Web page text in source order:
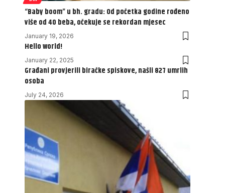
“Baby boom” u bh. gradu: Od početka godine rođeno
više od 40 beba, očekuje se rekordan mjesec
January 19, 2026
Hello world!
January 22, 2025
Građani provjerili biračke spiskove, našli 827 umrlih
osoba
July 24, 2026